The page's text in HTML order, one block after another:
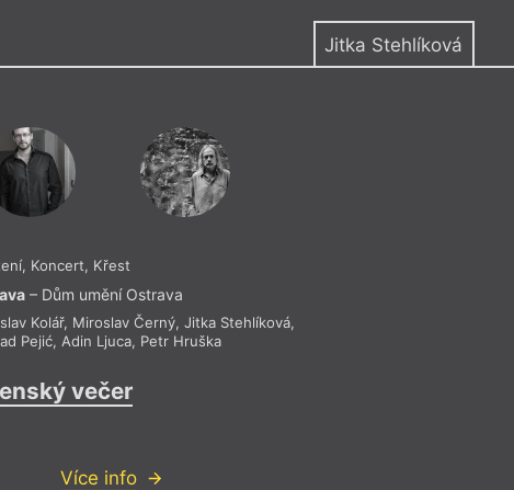
Jitka Stehlíková
Koncert, Křest
– Dům umění Ostrava
Kolář, Miroslav Černý, Jitka Stehlíková,
Pejić, Adin Ljuca, Petr Hruška
večer
Více info